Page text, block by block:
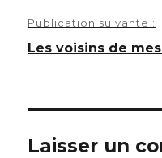
Publication suivante :
Les voisins de
Laisser un